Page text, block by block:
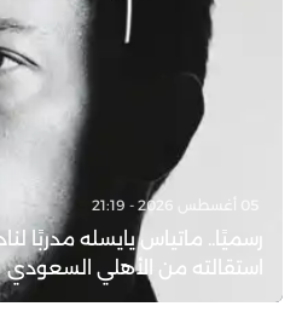
رسميًا.. ماتياس يايسله مدربًا
استقالته من الأهلي السعودي